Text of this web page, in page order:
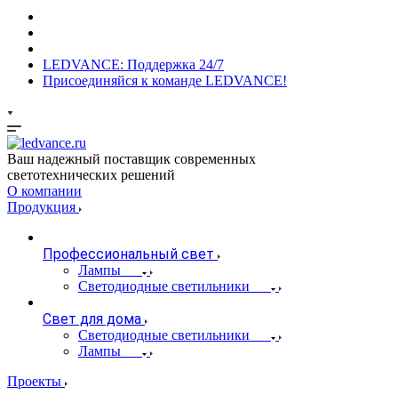
LEDVANCE: Поддержка 24/7
Присоединяйся к команде LEDVANCE!
Ваш надежный поставщик современных
светотехнических решений
О компании
Продукция
Профессиональный свет
Лампы
Светодиодные светильники
Свет для дома
Светодиодные светильники
Лампы
Проекты